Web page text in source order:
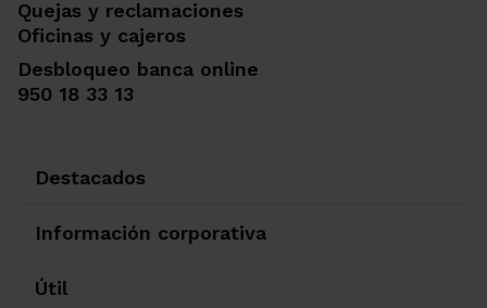
Quejas y reclamaciones
Oficinas y cajeros
Desbloqueo banca online
950 18 33 13
Destacados
Información corporativa
Útil